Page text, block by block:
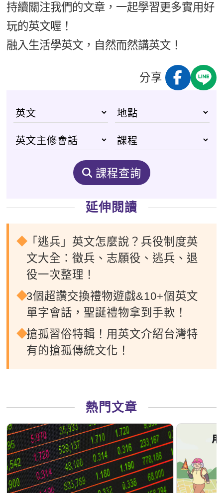
持續關注我們的文章，一起學習更多實用好
玩的英文喔！
融入生活學英文，自然而然講英文！
分享
課程查詢
延伸閱讀
「逃兵」英文怎麼說？兵役制度英
文大全：徵兵、志願役、逃兵、退
役一次整理！
3個超讚交換禮物遊戲&10+個英文
單字會話，聖誕禮物拿到手軟！
搶孤習俗特輯！用英文介紹台灣特
有的搶孤傳統文化！
熱門文章